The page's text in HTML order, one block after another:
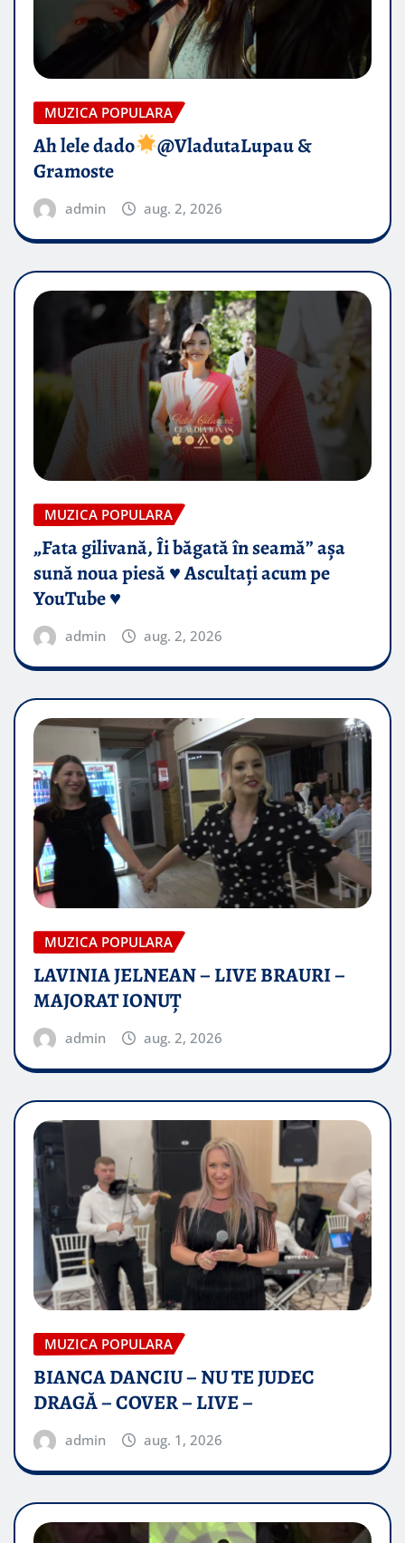
MUZICA POPULARA
Ah lele dado​
@VladutaLupau &
Gramoste
admin aug. 2, 2026
MUZICA POPULARA
„Fata gilivană, Îi băgată în seamă” așa
sună noua piesă ♥️ Ascultați acum pe
YouTube ♥️
admin aug. 2, 2026
MUZICA POPULARA
LAVINIA JELNEAN – LIVE BRAURI –
MAJORAT IONUŢ
admin aug. 2, 2026
MUZICA POPULARA
BIANCA DANCIU – NU TE JUDEC
DRAGĂ – COVER – LIVE –
admin aug. 1, 2026